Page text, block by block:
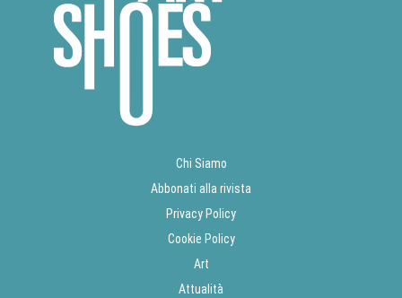
Chi Siamo
Abbonati alla rivista
Privacy Policy
Cookie Policy
Art
Attualità